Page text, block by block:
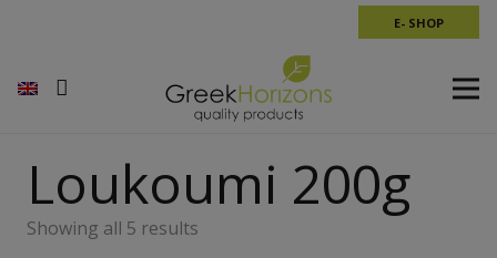
E- SHOP
Loukoumi 200g
Showing all 5 results